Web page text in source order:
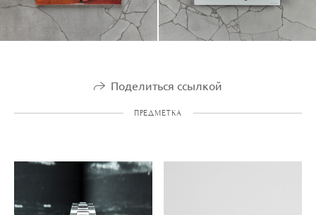
Поделиться ссылкой
ПРЕДМЕТКА